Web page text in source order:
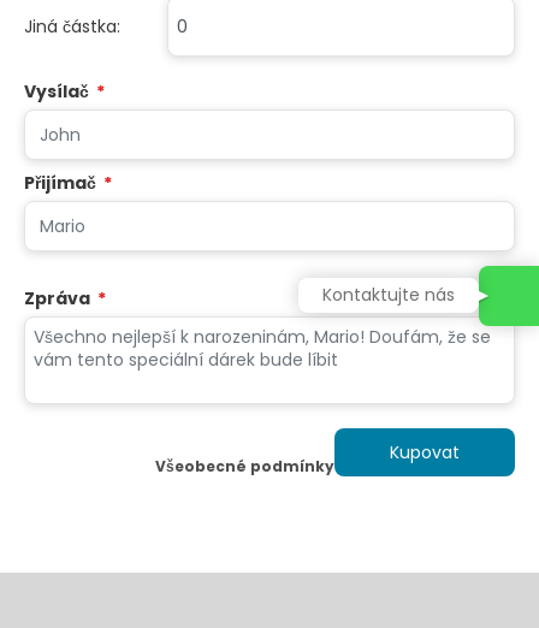
Jiná částka:
Vysílač *
Přijímač *
Zpráva *
Všeobecné podmínky
Kupovat
Kontaktujte nás